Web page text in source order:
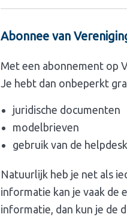
Abonnee van
Met een abonnement op
Je hebt dan onbeperkt
juridische documenten
modelbrieven
gebruik van de
Natuurlijk heb je net als
informatie kan je vaak de
informatie, dan kun je de